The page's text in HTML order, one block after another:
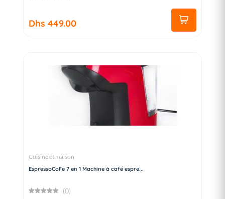
Dhs 449.00
Cuisine et maison
EspressoCoFe 7 en 1 Machine à café espre...
(0)